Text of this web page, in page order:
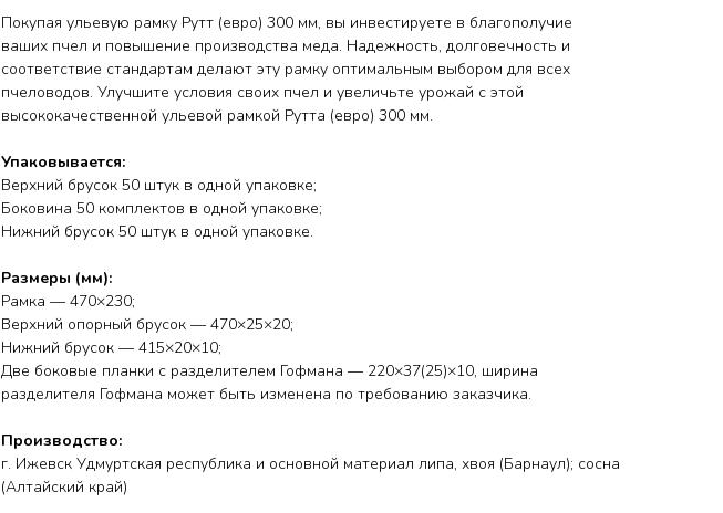
Покупая ульевую рамку Рутт (евро) 300 мм, вы инвестируете в благополучие
ваших пчел и повышение производства меда. Надежность, долговечность и
соответствие стандартам делают эту рамку оптимальным выбором для всех
пчеловодов. Улучшите условия своих пчел и увеличьте урожай с этой
высококачественной ульевой рамкой Рутта (евро) 300 мм.
Упаковывается:
Верхний брусок 50 штук в одной упаковке;
Боковина 50 комплектов в одной упаковке;
Нижний брусок 50 штук в одной упаковке.
Размеры (мм):
Рамка — 470×230;
Верхний опорный брусок — 470×25×20;
Нижний брусок — 415×20×10;
Две боковые планки с разделителем Гофмана — 220×37(25)×10, ширина
разделителя Гофмана может быть изменена по требованию заказчика.
Производство:
г. Ижевск Удмуртская республика и основной материал липа, хвоя (Барнаул); сосна
(Алтайский край)